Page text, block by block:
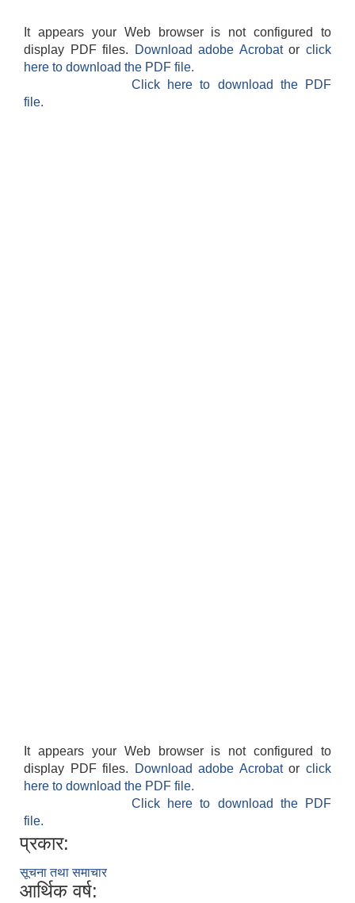
It appears your Web browser is not configured to
display PDF files.
Download adobe Acrobatorclick
here to download the PDF file.
Click here to download the PDF
file.
It appears your Web browser is not configured to
display PDF files.
Download adobe Acrobatorclick
here to download the PDF file.
Click here to download the PDF
file.
प्रकार:
सूचना तथा समाचार
आर्थिक वर्ष: